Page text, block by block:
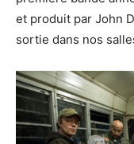
et produit par John
sortie dans nos